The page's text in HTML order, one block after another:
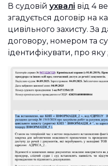
В судовій ухвалі від 4
згадується договір на
цивільного захисту. За
договору, номером та
ідентифікувати, про яку